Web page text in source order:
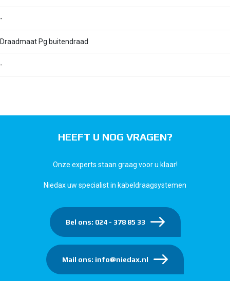
-
Draadmaat Pg buitendraad
-
HEEFT U NOG VRAGEN?
Onze experts staan graag voor u klaar!
Niedax uw specialist in kabeldraagsystemen
Bel ons: 024 - 378 85 33
Mail ons: info@niedax.nl